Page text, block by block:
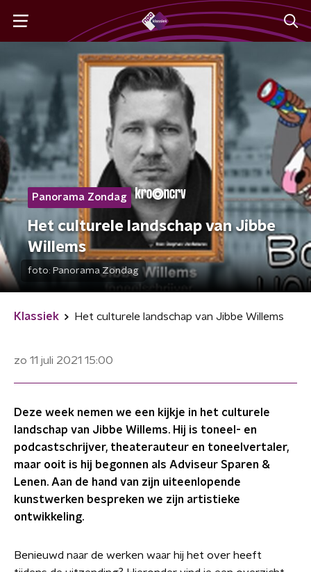
Panorama Zondag
Het culturele landschap van Jibbe
Willems
foto: Panorama Zondag
Klassiek Het culturele landschap van Jibbe Willems
zo 11 juli 2021 15:00
Deze week nemen we een kijkje in het culturele
landschap van Jibbe Willems. Hij is toneel- en
podcastschrijver, theaterauteur en toneelvertaler,
maar ooit is hij begonnen als Adviseur Sparen &
Lenen. Aan de hand van zijn uiteenlopende
kunstwerken bespreken we zijn artistieke
ontwikkeling.
Benieuwd naar de werken waar hij het over heeft